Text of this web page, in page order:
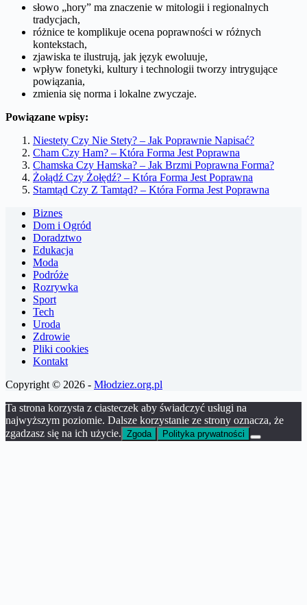
słowo „hory” ma znaczenie w mitologii i regionalnych
tradycjach,
różnice te komplikuje ocena poprawności w różnych
kontekstach,
zjawiska te ilustrują, jak język ewoluuje,
wpływ fonetyki, kultury i technologii tworzy intrygujące
powiązania,
zmienia się norma i lokalne zwyczaje.
Powiązane wpisy:
Niestety Czy Nie Stety? – Jak Poprawnie Napisać?
Cham Czy Ham? – Która Forma Jest Poprawna
Chamska Czy Hamska? – Jak Brzmi Poprawna Forma?
Żołądź Czy Żołędź? – Która Forma Jest Poprawna
Stamtąd Czy Z Tamtąd? – Która Forma Jest Poprawna
Biznes
Dom i Ogród
Doradztwo
Edukacja
Moda
Podróże
Rozrywka
Sport
Tech
Uroda
Zdrowie
Pliki cookies
Kontakt
Copyright © 2026 - Młodziez.org.pl
Ta strona korzysta z ciasteczek aby świadczyć usługi na
najwyższym poziomie. Dalsze korzystanie ze strony oznacza, że
zgadzasz się na ich użycie. Zgoda Polityka prywatności